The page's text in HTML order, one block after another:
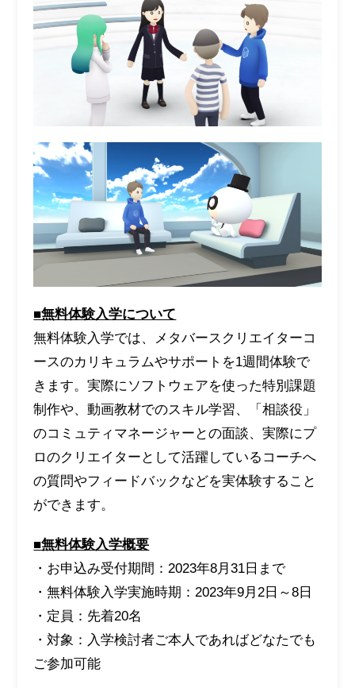
■無料体験入学について
無料体験入学では、メタバースクリエイターコ
ースのカリキュラムやサポートを1週間体験で
きます。実際にソフトウェアを使った特別課題
制作や、動画教材でのスキル学習、「相談役」
のコミュティマネージャーとの面談、実際にプ
ロのクリエイターとして活躍しているコーチへ
の質問やフィードバックなどを実体験すること
ができます。
■無料体験入学概要
・お申込み受付期間：2023年8月31日まで
・無料体験入学実施時期：2023年9月2日～8日
・定員：先着20名
・対象：入学検討者ご本人であればどなたでも
ご参加可能